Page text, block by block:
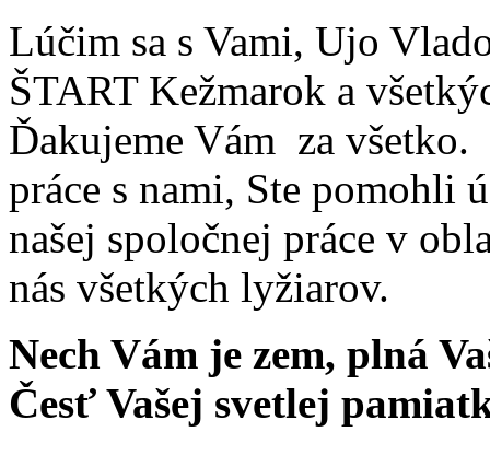
Lúčim sa s Vami, Ujo
ŠTART Kežmarok a
Ďakujeme Vám za
práce s nami, Ste pomohli
našej spoločnej práce v
nás všetkých lyžiarov.
Nech Vám je zem, plná
Česť Vašej svetlej